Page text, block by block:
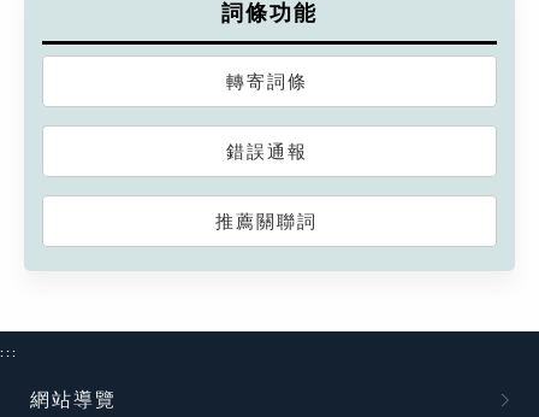
詞條功能
轉寄詞條
錯誤通報
推薦關聯詞
:::
網站導覽